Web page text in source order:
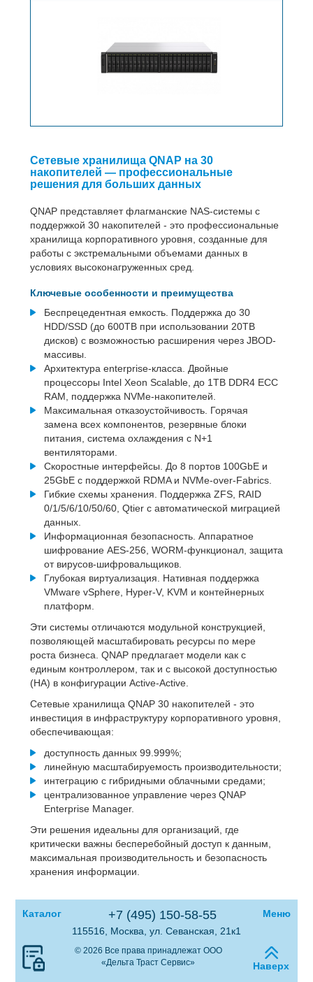
Сетевые хранилища QNAP на 30
накопителей — профессиональные
решения для больших данных
QNAP представляет флагманские NAS-системы с
поддержкой 30 накопителей - это профессиональные
хранилища корпоративного уровня, созданные для
работы с экстремальными объемами данных в
условиях высоконагруженных сред.
Ключевые особенности и преимущества
Беспрецедентная емкость. Поддержка до 30
HDD/SSD (до 600TB при использовании 20TB
дисков) с возможностью расширения через JBOD-
массивы.
Архитектура enterprise-класса. Двойные
процессоры Intel Xeon Scalable, до 1TB DDR4 ECC
RAM, поддержка NVMe-накопителей.
Максимальная отказоустойчивость. Горячая
замена всех компонентов, резервные блоки
питания, система охлаждения с N+1
вентиляторами.
Скоростные интерфейсы. До 8 портов 100GbE и
25GbE с поддержкой RDMA и NVMe-over-Fabrics.
Гибкие схемы хранения. Поддержка ZFS, RAID
0/1/5/6/10/50/60, Qtier с автоматической миграцией
данных.
Информационная безопасность. Аппаратное
шифрование AES-256, WORM-функционал, защита
от вирусов-шифровальщиков.
Глубокая виртуализация. Нативная поддержка
VMware vSphere, Hyper-V, KVM и контейнерных
платформ.
Эти системы отличаются модульной конструкцией,
позволяющей масштабировать ресурсы по мере
роста бизнеса. QNAP предлагает модели как с
единым контроллером, так и с высокой доступностью
(HA) в конфигурации Active-Active.
Сетевые хранилища QNAP 30 накопителей - это
инвестиция в инфраструктуру корпоративного уровня,
обеспечивающая:
доступность данных 99.999%;
линейную масштабируемость производительности;
интеграцию с гибридными облачными средами;
централизованное управление через QNAP
Enterprise Manager.
Эти решения идеальны для организаций, где
критически важны бесперебойный доступ к данным,
максимальная производительность и безопасность
хранения информации.
Каталог +7 (495) 150-58-55
Меню
115516, Москва, ул. Севанская, 21к1
© 2026 Все права принадлежат ООО
«Дельта Траст Сервис»
Наверх